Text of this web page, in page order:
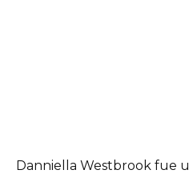
Danniella Westbrook fue